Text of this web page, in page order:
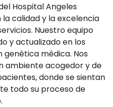
Hospital Angeles
calidad y la excelencia
Nuestro equipo
y actualizado en los
médica. Nos
ambiente acogedor y de
donde se sientan
todo su proceso de